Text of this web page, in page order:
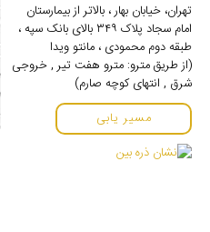
تهران، خیابان بهار ، بالاتر از بیمارستان
امام سجاد پلاک ۳۴۹ بالای بانک سپه ،
طبقه دوم محمودی ، مانتو ویدا
(از طریق مترو: مترو هفت تیر , خروجی
شرق , انتهای کوچه صارم)
مسیر یابی